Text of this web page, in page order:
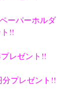
ーパーホルダ
!!
レゼント!!
プレゼント!!